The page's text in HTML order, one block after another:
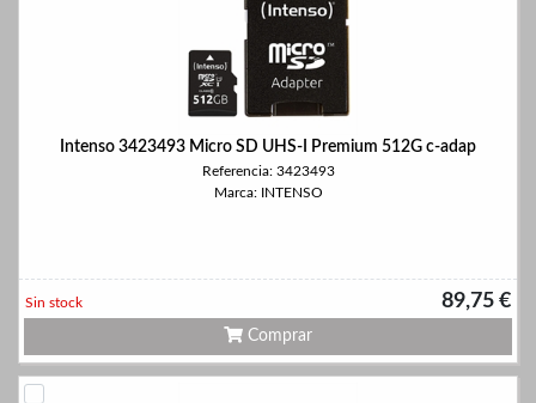
Intenso 3423493 Micro SD UHS-I Premium 512G c-adap
Referencia: 3423493
Marca: INTENSO
89,75 €
Sin stock
Comprar